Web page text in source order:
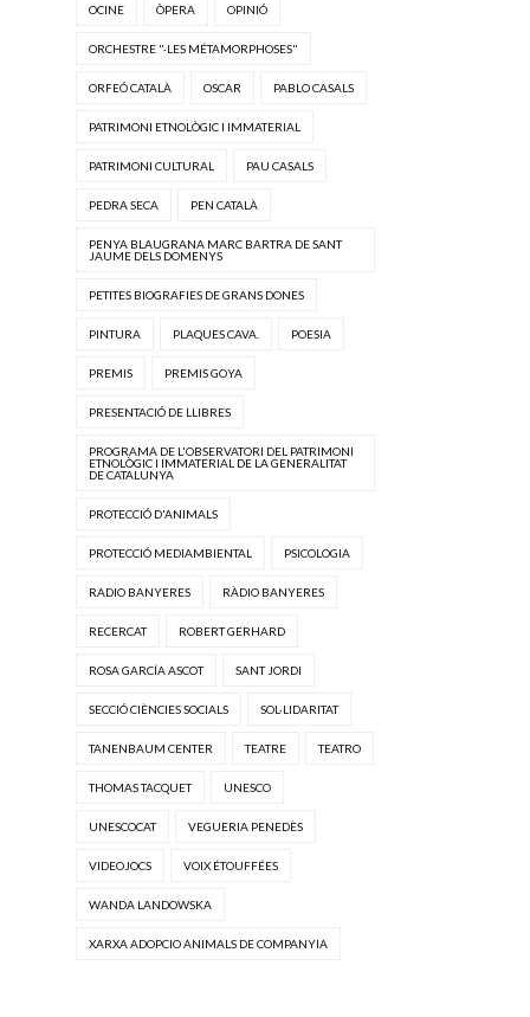
OCINE ÒPERA OPINIÓ
ORCHESTRE "·LES MÉTAMORPHOSES"
ORFEÓ CATALÀ OSCAR PABLO CASALS
PATRIMONI ETNOLÒGIC I IMMATERIAL
PATRIMONI CULTURAL PAU CASALS
PEDRA SECA PEN CATALÀ
PENYA BLAUGRANA MARC BARTRA DE SANT
JAUME DELS DOMENYS
PETITES BIOGRAFIES DE GRANS DONES
PINTURA PLAQUES CAVA. POESIA
PREMIS PREMIS GOYA
PRESENTACIÓ DE LLIBRES
PROGRAMA DE L'OBSERVATORI DEL PATRIMONI
ETNOLÒGIC I IMMATERIAL DE LA GENERALITAT
DE CATALUNYA
PROTECCIÓ D'ANIMALS
PROTECCIÓ MEDIAMBIENTAL PSICOLOGIA
RADIO BANYERES RÀDIO BANYERES
RECERCAT ROBERT GERHARD
ROSA GARCÍA ASCOT SANT JORDI
SECCIÓ CIÈNCIES SOCIALS SOL·LIDARITAT
TANENBAUM CENTER TEATRE TEATRO
THOMAS TACQUET UNESCO
UNESCOCAT VEGUERIA PENEDÈS
VIDEOJOCS VOIX ÉTOUFFÉES
WANDA LANDOWSKA
XARXA ADOPCIO ANIMALS DE COMPANYIA